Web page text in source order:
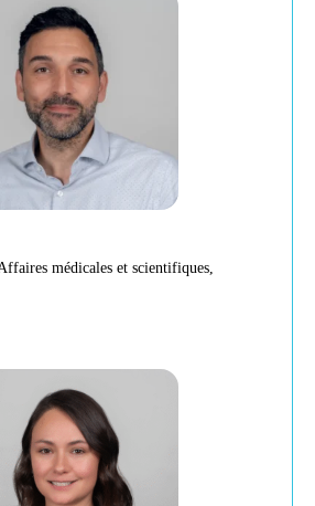
médicales et scientifiques,